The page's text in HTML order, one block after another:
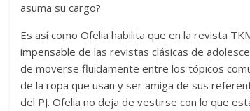
asuma su cargo?
Es así como Ofelia habilita que en la revista
impensable de las revistas clásicas de
de moverse fluidamente entre los tópicos
de la ropa que usan y ser amiga de sus
del PJ. Ofelia no deja de vestirse con lo que